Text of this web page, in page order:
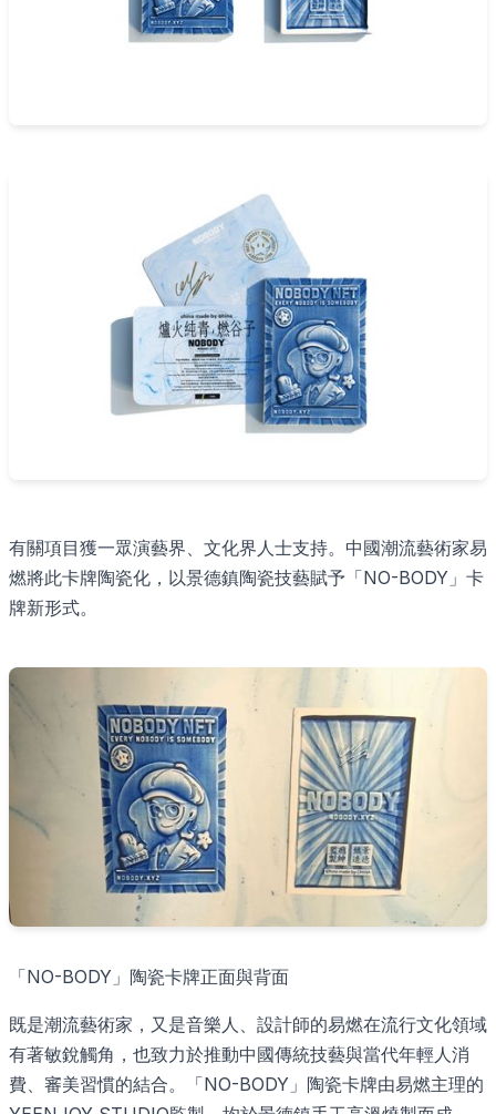
有關項目獲一眾演藝界、文化界人士支持。中國潮流藝術家易
燃將此卡牌陶瓷化，以景德鎮陶瓷技藝賦予「NO-BODY」卡
牌新形式。
「NO-BODY」陶瓷卡牌正面與背面
既是潮流藝術家，又是音樂人、設計師的易燃在流行文化領域
有著敏銳觸角，也致力於推動中國傳統技藝與當代年輕人消
費、審美習慣的結合。「NO-BODY」陶瓷卡牌由易燃主理的